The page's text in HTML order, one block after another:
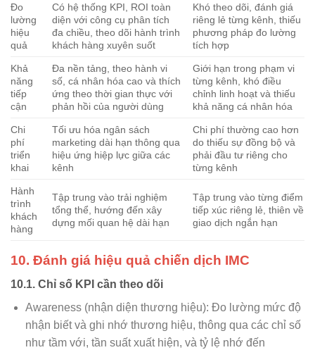
Đo
lường
hiệu
quả
Có hệ thống KPI, ROI toàn
diện với công cụ phân tích
đa chiều, theo dõi hành trình
khách hàng xuyên suốt
Khó theo dõi, đánh giá
riêng lẻ từng kênh, thiếu
phương pháp đo lường
tích hợp
Khả
năng
tiếp
cận
Đa nền tảng, theo hành vi
số, cá nhân hóa cao và thích
ứng theo thời gian thực với
phản hồi của người dùng
Giới hạn trong phạm vi
từng kênh, khó điều
chỉnh linh hoạt và thiếu
khả năng cá nhân hóa
Chi
phí
triển
khai
Tối ưu hóa ngân sách
marketing dài hạn thông qua
hiệu ứng hiệp lực giữa các
kênh
Chi phí thường cao hơn
do thiếu sự đồng bộ và
phải đầu tư riêng cho
từng kênh
Hành
trình
khách
hàng
Tập trung vào trải nghiệm
tổng thể, hướng đến xây
dựng mối quan hệ dài hạn
Tập trung vào từng điểm
tiếp xúc riêng lẻ, thiên về
giao dịch ngắn hạn
10. Đánh giá hiệu quả chiến dịch IMC
10.1. Chỉ số KPI cần theo dõi
Awareness (nhận diện thương hiệu): Đo lường mức độ
nhận biết và ghi nhớ thương hiệu, thông qua các chỉ số
như tầm với, tần suất xuất hiện, và tỷ lệ nhớ đến